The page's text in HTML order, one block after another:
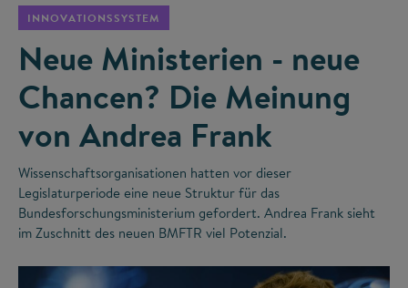
INNOVATIONSSYSTEM
Neue Ministerien - neue
Chancen? Die Meinung
von Andrea Frank
Wissenschaftsorganisationen hatten vor dieser
Legislaturperiode eine neue Struktur für das
Bundesforschungsministerium gefordert. Andrea Frank sieht
im Zuschnitt des neuen BMFTR viel Potenzial.